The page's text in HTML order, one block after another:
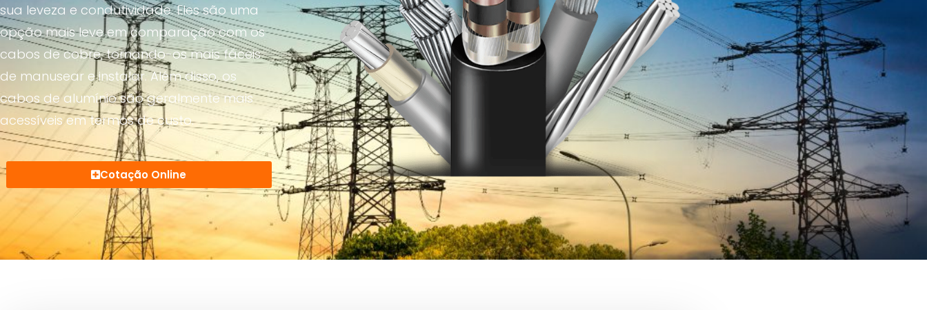
sua leveza e condutividade. Eles são uma
opção mais leve em comparação com os
cabos de cobre, tornando-os mais fáceis
de manusear e instalar. Além disso, os
cabos de alumínio são geralmente mais
acessíveis em termos de custo.
Cotação Online